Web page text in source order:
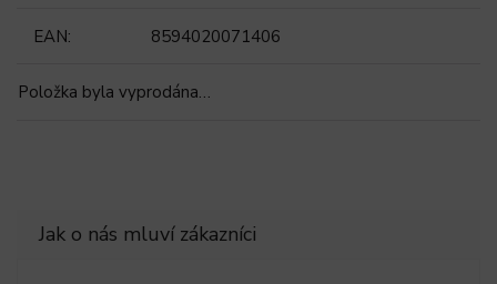
EAN: 8594020071406
Položka byla vyprodána…